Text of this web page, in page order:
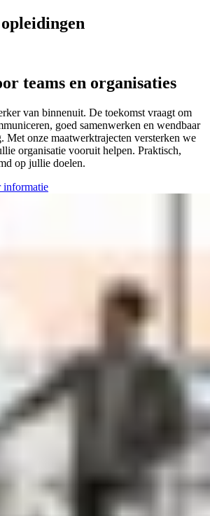
teams en organisaties
van binnenuit. De toekomst vraagt om
goed samenwerken en wendbaar
Met onze maatwerktrajecten versterken we
organisatie vooruit helpen. Praktisch,
op jullie doelen.
informatie